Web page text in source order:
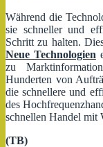
Während die
sie schneller und
Schritt zu halten.
Neue Technologien
zu
Hunderten von
die schnellere und
des
schnellen Handel mit
(TB)